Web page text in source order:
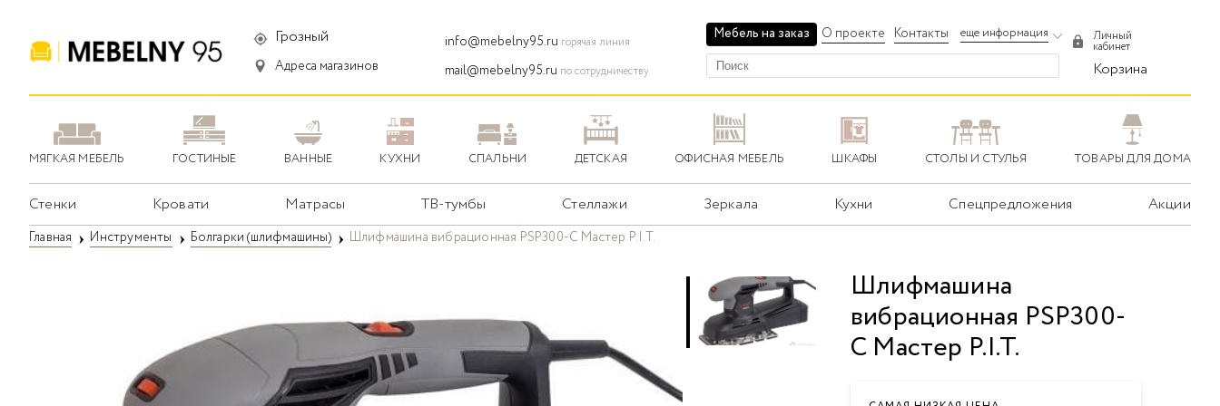
Грозный
Адреса магазинов
info@mebelny95.ru горячая линия
mail@mebelny95.ru по сотрудничеству
Мебель на заказ О проекте Контакты еще информация Личный
кабинет
Корзина
МЯГКАЯ МЕБЕЛЬ ГОСТИНЫЕ ВАННЫЕ КУХНИ СПАЛЬНИ ДЕТСКАЯ ОФИСНАЯ МЕБЕЛЬ ШКАФЫ СТОЛЫ И СТУЛЬЯ ТОВАРЫ ДЛЯ ДОМА
Стенки Кровати Матрасы ТВ-тумбы Стеллажи Зеркала Кухни Спецпредложения Акции
Главная Инструменты Болгарки (шлифмашины) Шлифмашина вибрационная PSP300-C Мастер P.I.T.
Шлифмашина
вибрационная PSP300-
C Мастер P.I.T.